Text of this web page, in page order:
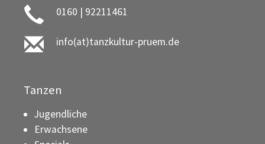
0160 | 92211461
info(at)tanzkultur-pruem.de
Tanzen
Jugendliche
Erwachsene